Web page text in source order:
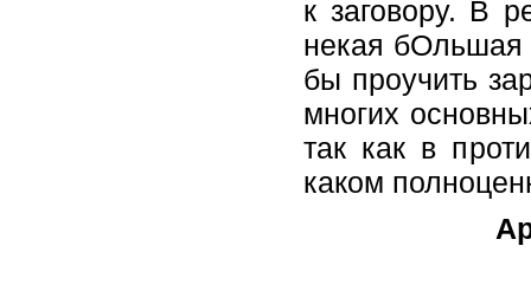
к заговору. В
некая бОльшая
бы проучить
многих
так как в
каком